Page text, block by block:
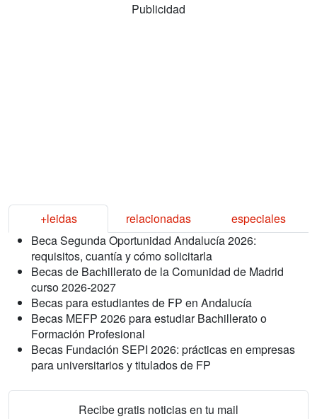
Publicidad
+leidas relacionadas
especiales
Beca Segunda Oportunidad Andalucía 2026:
requisitos, cuantía y cómo solicitarla
Becas de Bachillerato de la Comunidad de Madrid
curso 2026-2027
Becas para estudiantes de FP en Andalucía
Becas MEFP 2026 para estudiar Bachillerato o
Formación Profesional
Becas Fundación SEPI 2026: prácticas en empresas
para universitarios y titulados de FP
Recibe gratis noticias en tu mail